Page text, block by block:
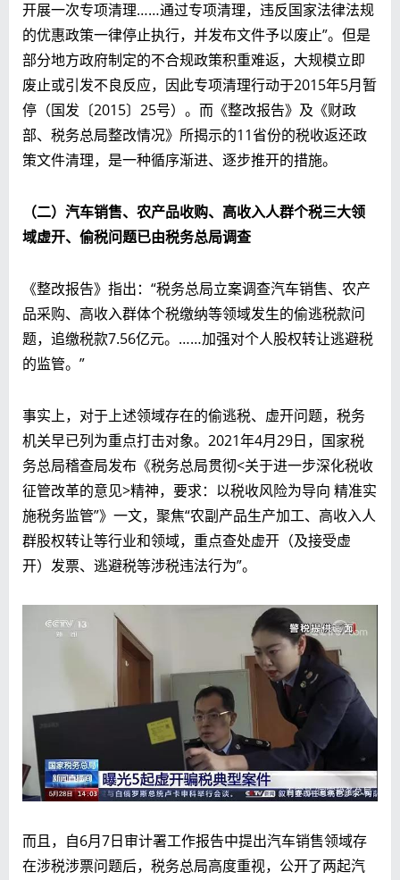
开展一次专项清理……通过专项清理，违反国家法律法规
的优惠政策一律停止执行，并发布文件予以废止”。但是
部分地方政府制定的不合规政策积重难返，大规模立即
废止或引发不良反应，因此专项清理行动于2015年5月暂
停（国发〔2015〕25号）。而《整改报告》及《财政
部、税务总局整改情况》所揭示的11省份的税收返还政
策文件清理，是一种循序渐进、逐步推开的措施。
（二） 汽车销售、农产品收购、高收入人群个税三大领
域虚开、偷税问题已由税务总局调查
《整改报告》指出：“税务总局立案调查汽车销售、农产
品采购、高收入群体个税缴纳等领域发生的偷逃税款问
题，追缴税款7.56亿元。……加强对个人股权转让逃避税
的监管。”
事实上，对于上述领域存在的偷逃税、虚开问题，税务
机关早已列为重点打击对象。2021年4月29日，国家税
务总局稽查局发布《税务总局贯彻<关于进一步深化税收
征管改革的意见>精神，要求：以税收风险为导向 精准实
施税务监管”》一文，聚焦“农副产品生产加工、高收入人
群股权转让等行业和领域，重点查处虚开（及接受虚
开）发票、逃避税等涉税违法行为”。
而且，自6月7日审计署工作报告中提出汽车销售领域存
在涉税涉票问题后，税务总局高度重视，公开了两起汽